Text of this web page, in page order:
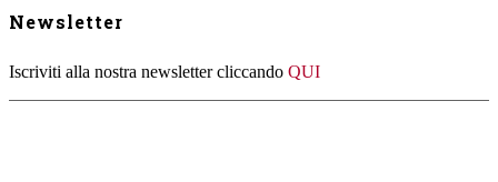
Newsletter
Iscriviti alla nostra newsletter cliccando QUI